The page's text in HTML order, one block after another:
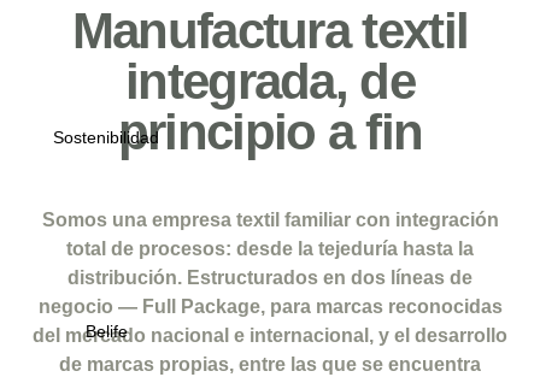
Sostenibilidad
Belife
Manufactura textil
integrada, de
principio a fin
Somos una empresa textil familiar con integración
total de procesos: desde la tejeduría hasta la
distribución. Estructurados en dos líneas de
negocio — Full Package, para marcas reconocidas
del mercado nacional e internacional, y el desarrollo
de marcas propias, entre las que se encuentra